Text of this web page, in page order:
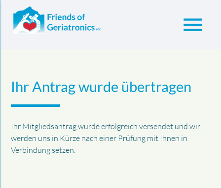
menu
Ihr Antrag wurde übertragen
Ihr Mitgliedsantrag wurde erfolgreich versendet und wir
werden uns in Kürze nach einer Prüfung mit Ihnen in
Verbindung setzen.